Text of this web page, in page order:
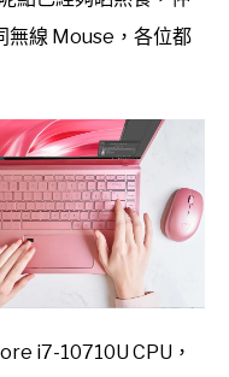
線 Mouse，各位都
i7-10710U CPU，